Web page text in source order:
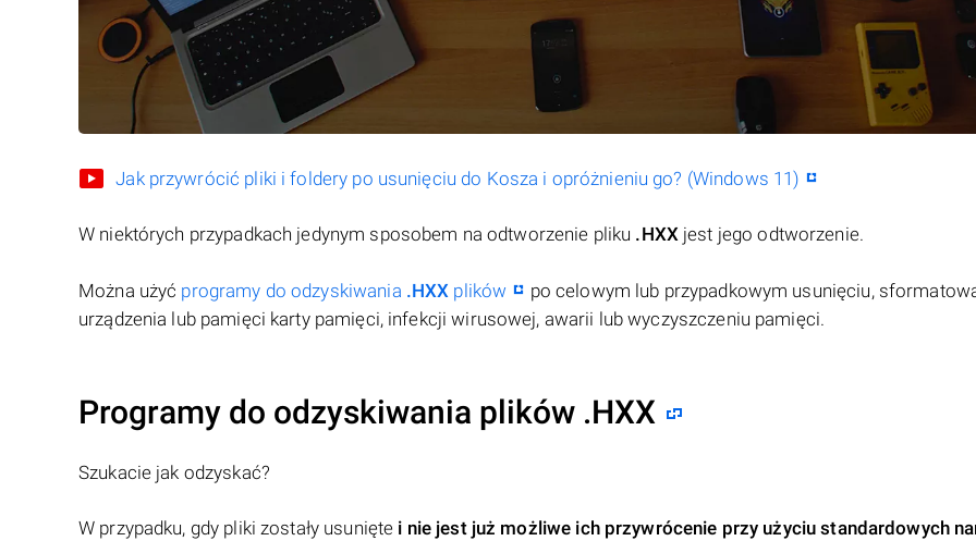
Jak przywrócić pliki i foldery po usunięciu do Kosza i opróżnieniu go? (Windows 11)
W niektórych przypadkach jedynym sposobem na odtworzenie pliku .HXXjest jego odtworzenie.
Można użyć programy do odzyskiwania .HXX plików
po celowym lub przypadkowym usunięciu,
urządzenia lub pamięci karty pamięci, infekcji wirusowej, awarii lub wyczyszczeniu pamięci.
Programy do odzyskiwania plików .HXX
Szukacie jak odzyskać?
W przypadku, gdy pliki zostały usunięte i nie jest już możliwe ich przywrócenie przy użyciu standardowych